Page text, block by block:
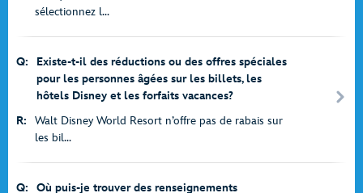
sélectionnez l...
Q:
Existe-t-il des réductions ou des offres spéciales
pour les personnes âgées sur les billets, les
hôtels Disney et les forfaits vacances?
R:
Walt Disney World Resort n’offre pas de rabais sur
les bil...
Q:
Où puis-je trouver des renseignements